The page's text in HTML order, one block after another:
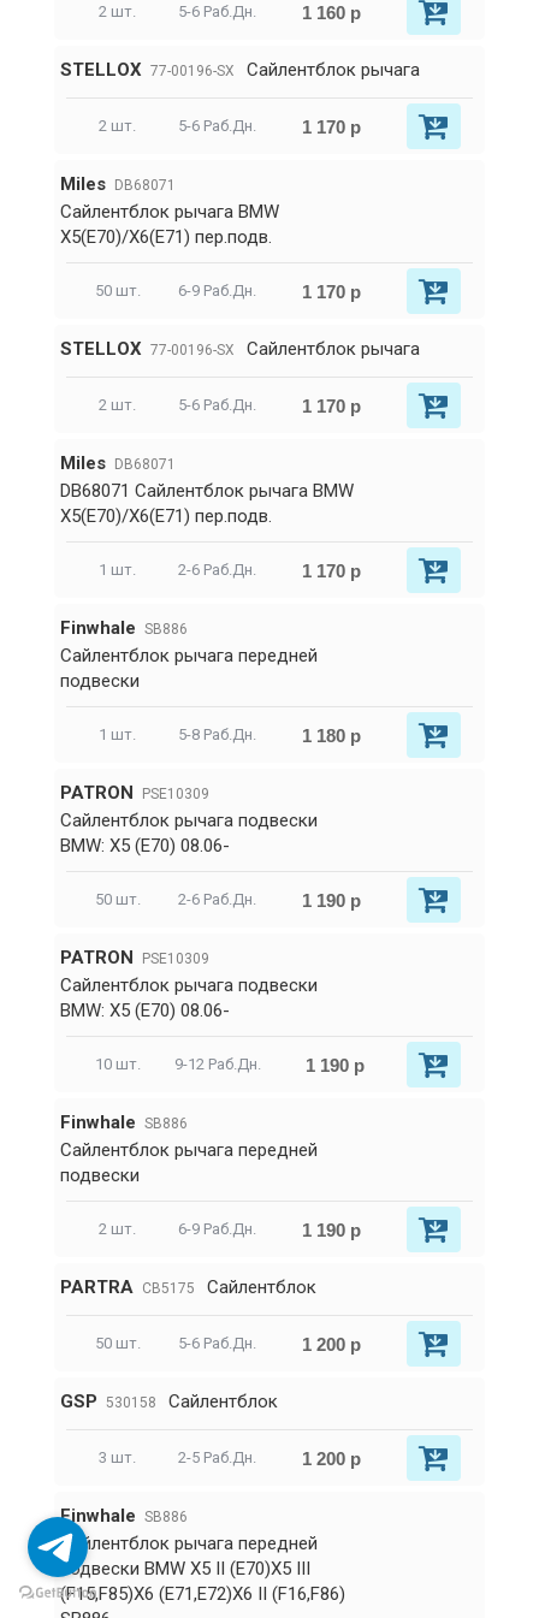
2 шт. 5-6 Раб.Дн. 1 160 р
STELLOX 77-00196-SX Сайлентблок рычага
2 шт. 5-6 Раб.Дн. 1 170 р
Miles DB68071
Сайлентблок рычага BMW
X5(E70)/X6(E71) пер.подв.
50 шт. 6-9 Раб.Дн. 1 170 р
STELLOX 77-00196-SX Сайлентблок рычага
2 шт. 5-6 Раб.Дн. 1 170 р
Miles DB68071
DB68071 Сайлентблок рычага BMW
X5(E70)/X6(E71) пер.подв.
1 шт. 2-6 Раб.Дн. 1 170 р
Finwhale SB886
Сайлентблок рычага передней
подвески
1 шт. 5-8 Раб.Дн. 1 180 р
PATRON PSE10309
Сайлентблок рычага подвески
BMW: X5 (E70) 08.06-
50 шт. 2-6 Раб.Дн. 1 190 р
PATRON PSE10309
Сайлентблок рычага подвески
BMW: X5 (E70) 08.06-
10 шт. 9-12 Раб.Дн. 1 190 р
Finwhale SB886
Сайлентблок рычага передней
подвески
2 шт. 6-9 Раб.Дн. 1 190 р
PARTRA CB5175 Сайлентблок
50 шт. 5-6 Раб.Дн. 1 200 р
GSP 530158 Сайлентблок
3 шт. 2-5 Раб.Дн. 1 200 р
Finwhale SB886
Сайлентблок рычага передней
подвески BMW X5 II (E70)X5 III
(F15,F85)X6 (E71,E72)X6 II (F16,F86)